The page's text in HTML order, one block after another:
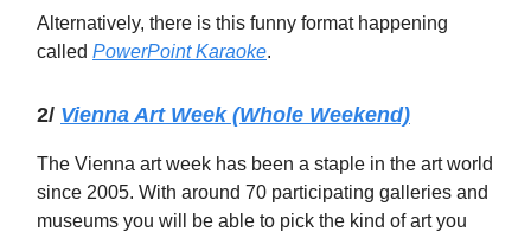
Alternatively, there is this funny format happening
called PowerPoint Karaoke.
2/ Vienna Art Week (Whole Weekend)
The Vienna art week has been a staple in the art world
since 2005. With around 70 participating galleries and
museums you will be able to pick the kind of art you